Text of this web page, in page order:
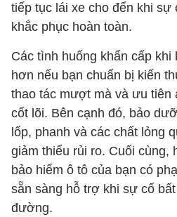
tiếp tục lái xe cho đến khi
khắc phục hoàn toàn.
Các tình huống khẩn cấp
hơn nếu bạn chuẩn bị kiến
thao tác mượt mà và ưu tiên
cốt lõi. Bên cạnh đó, bảo
lốp, phanh và các chất lỏng
giảm thiểu rủi ro. Cuối cùng,
bảo hiểm ô tô của bạn có
sẵn sàng hỗ trợ khi sự cố
đường.